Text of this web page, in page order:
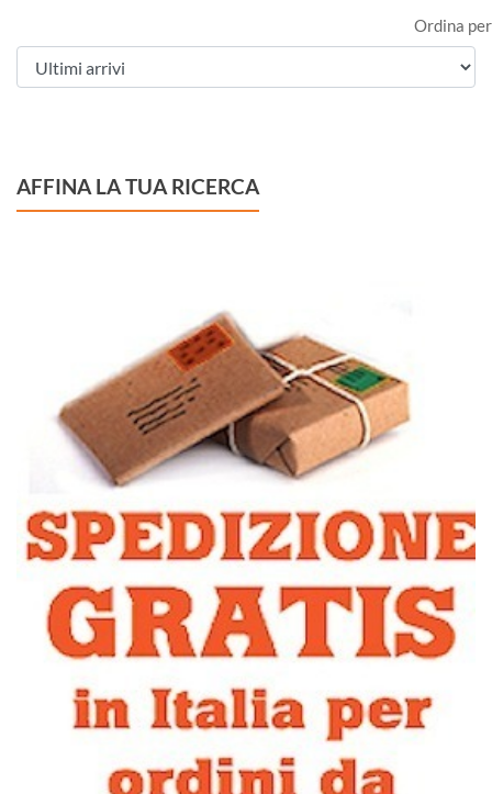
AFFINA LA TUA RICERCA
Ordina per